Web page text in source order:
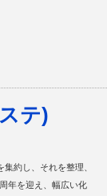
テ)
約し、それを整理、
年を迎え、幅広い化